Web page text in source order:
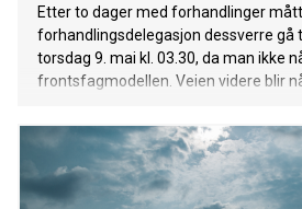
Etter to dager med forhandlinger
forhandlingsdelegasjon dessverre gå
torsdag 9. mai kl. 03.30, da man ikke
frontsfagmodellen. Veien videre blir